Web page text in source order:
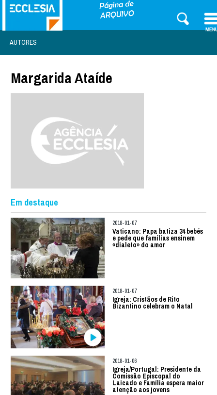
AUTORES
Margarida Ataíde
Em destaque
2018-01-07
Vaticano: Papa batiza 34 bebés
e pede que famílias ensinem
«dialeto» do amor
2018-01-07
Igreja: Cristãos de Rito
Bizantino celebram o Natal
2018-01-06
Igreja/Portugal: Presidente da
Comissão Episcopal do
Laicado e Família espera maior
atenção aos jovens